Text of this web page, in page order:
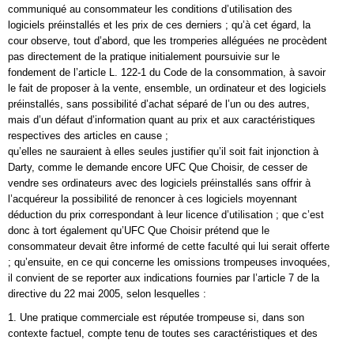
communiqué au consommateur les conditions d’utilisation des
logiciels préinstallés et les prix de ces derniers ; qu’à cet égard, la
cour observe, tout d’abord, que les tromperies alléguées ne procèdent
pas directement de la pratique initialement poursuivie sur le
fondement de l’article L. 122-1 du Code de la consommation, à savoir
le fait de proposer à la vente, ensemble, un ordinateur et des logiciels
préinstallés, sans possibilité d’achat séparé de l’un ou des autres,
mais d’un défaut d’information quant au prix et aux caractéristiques
respectives des articles en cause ;
qu’elles ne sauraient à elles seules justifier qu’il soit fait injonction à
Darty, comme le demande encore UFC Que Choisir, de cesser de
vendre ses ordinateurs avec des logiciels préinstallés sans offrir à
l’acquéreur la possibilité de renoncer à ces logiciels moyennant
déduction du prix correspondant à leur licence d’utilisation ; que c’est
donc à tort également qu’UFC Que Choisir prétend que le
consommateur devait être informé de cette faculté qui lui serait offerte
; qu’ensuite, en ce qui concerne les omissions trompeuses invoquées,
il convient de se reporter aux indications fournies par l’article 7 de la
directive du 22 mai 2005, selon lesquelles :
1. Une pratique commerciale est réputée trompeuse si, dans son
contexte factuel, compte tenu de toutes ses caractéristiques et des